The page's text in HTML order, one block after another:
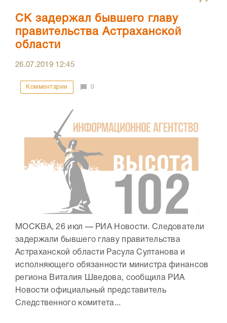
СК задержал бывшего главу
правительства Астраханской
области
26.07.2019 12:45
Комментарии 0
МОСКВА, 26 июл — РИА Новости. Следователи
задержали бывшего главу правительства
Астраханской области Расула Султанова и
исполняющего обязанности министра финансов
региона Виталия Шведова, сообщила РИА
Новости официальный представитель
Следственного комитета...